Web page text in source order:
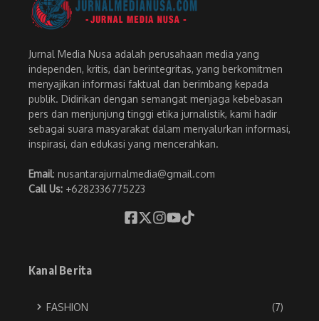
Jurnal Media Nusa adalah perusahaan media yang
independen, kritis, dan berintegritas, yang berkomitmen
menyajikan informasi faktual dan berimbang kepada
publik. Didirikan dengan semangat menjaga kebebasan
pers dan menjunjung tinggi etika jurnalistik, kami hadir
sebagai suara masyarakat dalam menyalurkan informasi,
inspirasi, dan edukasi yang mencerahkan.
Email: nusantarajurnalmedia@gmail.com
Call Us: +6282336775223
Kanal Berita
FASHION (7)